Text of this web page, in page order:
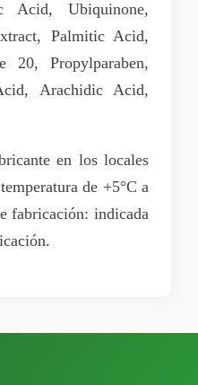
Acid, Ubiquinone,
Palmitic Acid,
20, Propylparaben,
Arachidic Acid,
en los locales
de +5°C a
fabricación: indicada